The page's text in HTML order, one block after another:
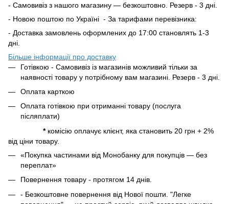
- Самовивіз з нашого магазину — безкоштовно. Резерв - 3 дні.
- Новою поштою по Україні - За тарифами перевізника:
- Доставка замовлень оформлених до 17:00 становлять 1-3
дні.
Більше інформації про доставку
Готівкою - Самовивіз із магазинів можливий тільки за
наявності товару у потрібному вам магазині. Резерв - 3 дні.
Оплата карткою
Оплата готівкою при отриманні товару (послуга
післяплати)
* комісію оплачує клієнт, яка становить 20 грн + 2%
від ціни товару.
«Покупка частинами від Монобанку для покупців — без
переплат»
Повернення товару - протягом 14 днів.
- Безкоштовне повернення від Нової пошти. "Легке